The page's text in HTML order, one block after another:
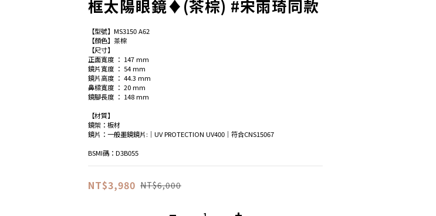
框太陽眼鏡♦(茶棕) #宋雨琦同款
【型號】MS3150 A62
【顏色】茶棕
【尺寸】
正面寬度 ： 147 mm
鏡片寬度 ： 54 mm
鏡片高度 ： 44.3 mm
鼻樑寬度 ： 20 mm
鏡腳長度 ： 148 mm
【材質】
鏡架：板材
鏡片：一般墨鏡鏡片:│UV PROTECTION UV400│符合CNS15067
BSMI碼：D3B055
NT$3,980 NT$6,000